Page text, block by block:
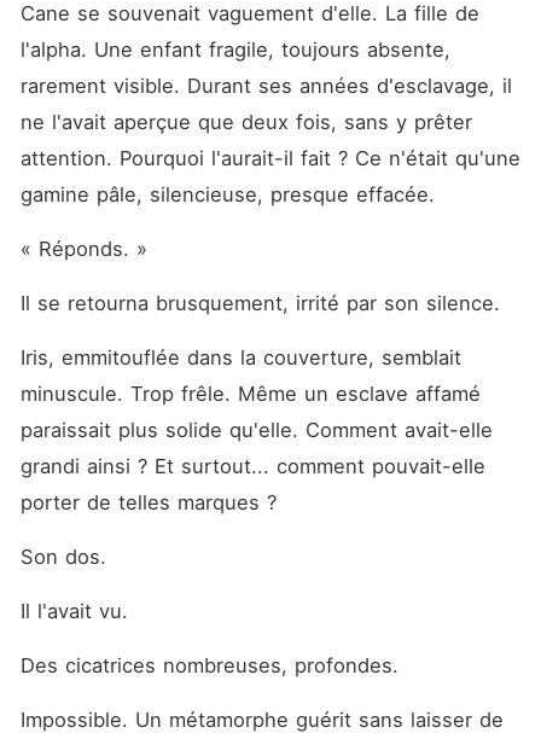
Cane se souvenait vaguement d'elle. La fille de
l'alpha. Une enfant fragile, toujours absente,
rarement visible. Durant ses années d'esclavage, il
ne l'avait aperçue que deux fois, sans y prêter
attention. Pourquoi l'aurait-il fait ? Ce n'était qu'une
gamine pâle, silencieuse, presque effacée.
« Réponds. »
Il se retourna brusquement, irrité par son silence.
Iris, emmitouflée dans la couverture, semblait
minuscule. Trop frêle. Même un esclave affamé
paraissait plus solide qu'elle. Comment avait-elle
grandi ainsi ? Et surtout... comment pouvait-elle
porter de telles marques ?
Son dos.
Il l'avait vu.
Des cicatrices nombreuses, profondes.
Impossible. Un métamorphe guérit sans laisser de